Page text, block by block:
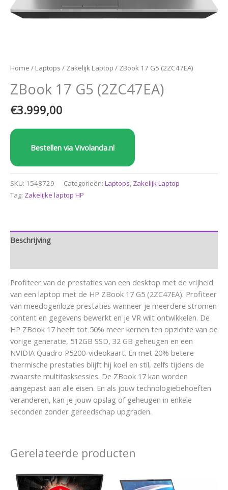
Home / Laptops / Zakelijk Laptop / ZBook 17 G5 (2ZC47EA)
ZBook 17 G5 (2ZC47EA)
€3.999,00
Bestellen via Vivolanda.nl
SKU: 1548729 Categorieën: Laptops, Zakelijk Laptop
Tag: Zakelijke laptop HP
Beschrijving
Profiteer van de prestaties van een desktop met de vrijheid
van een laptop met de HP ZBook 17 G5 (2ZC47EA). Profiteer
van meedogenloze prestaties wanneer je meerdere stromen
content en gegevens bewerkt en je VR wilt ontwikkelen. De
HP ZBook 17 heeft tot 50% meer kernen ten opzichte van de
vorige generatie, 512GB SSD, 32 GB geheugen en een
NVIDIA Quadro P5200-videokaart. En met 20% betere
thermische prestaties blijft hij koel en stil, zelfs tijdens de
zwaarste multitasksessies. De ZBook 17 kan worden
aangepast aan alle eisen. En als jouw technologiebehoeften
veranderen, kan je jouw opslag of geheugen in enkele
seconden zonder gereedschap upgraden.
Gerelateerde producten